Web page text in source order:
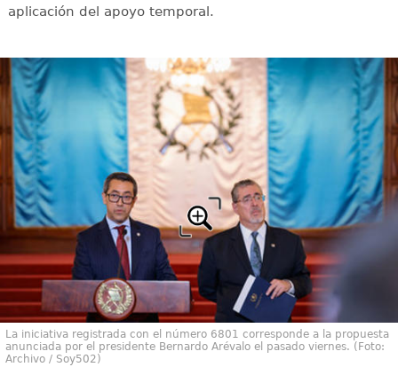
aplicación del apoyo temporal.
La iniciativa registrada con el número 6801 corresponde a la propuesta
anunciada por el presidente Bernardo Arévalo el pasado viernes. (Foto:
Archivo / Soy502)